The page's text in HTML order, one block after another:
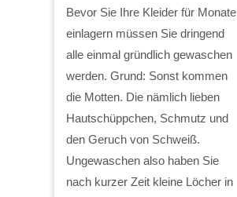
Bevor Sie Ihre Kleider für Monate
einlagern müssen Sie dringend
alle einmal gründlich gewaschen
werden. Grund: Sonst kommen
die Motten. Die nämlich lieben
Hautschüppchen, Schmutz und
den Geruch von Schweiß.
Ungewaschen also haben Sie
nach kurzer Zeit kleine Löcher in